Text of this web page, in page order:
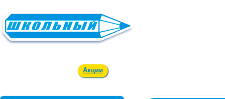
Акции